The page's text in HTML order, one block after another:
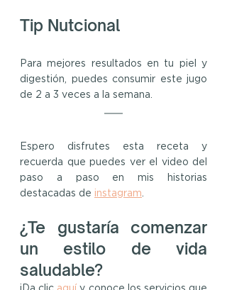
Tip Nutcional
Para mejores resultados en tu piel y
digestión, puedes consumir este jugo
de 2 a 3 veces a la semana.
Espero disfrutes esta receta y
recuerda que puedes ver el video del
paso a paso en mis historias
destacadas de instagram.
¿Te gustaría comenzar
un estilo de vida
saludable?